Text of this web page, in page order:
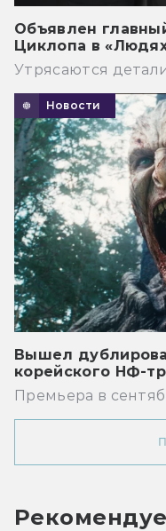
Объявлен
Циклопа в
Утрясаются
Новости
Вышел
корейского НФ-
Премьера в